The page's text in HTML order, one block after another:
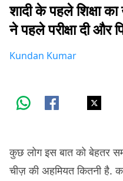
शादी के पहले शिक्षा
ने पहले परीक्षा दी और
Kundan Kumar
कुछ लोग इस बात को बेहतर
चीज़ की अहमियत कितनी है.